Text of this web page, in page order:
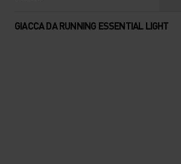
GIACCA DA RUNNING ESSENTIAL LIGHT